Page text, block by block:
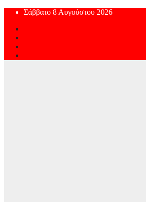
Skip
content
Σάββατο 8 Αυγούστου 2026